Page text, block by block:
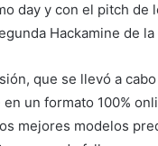
day y con el pitch de
Hackamine de
que se llevó a
un formato 100%
mejores modelos